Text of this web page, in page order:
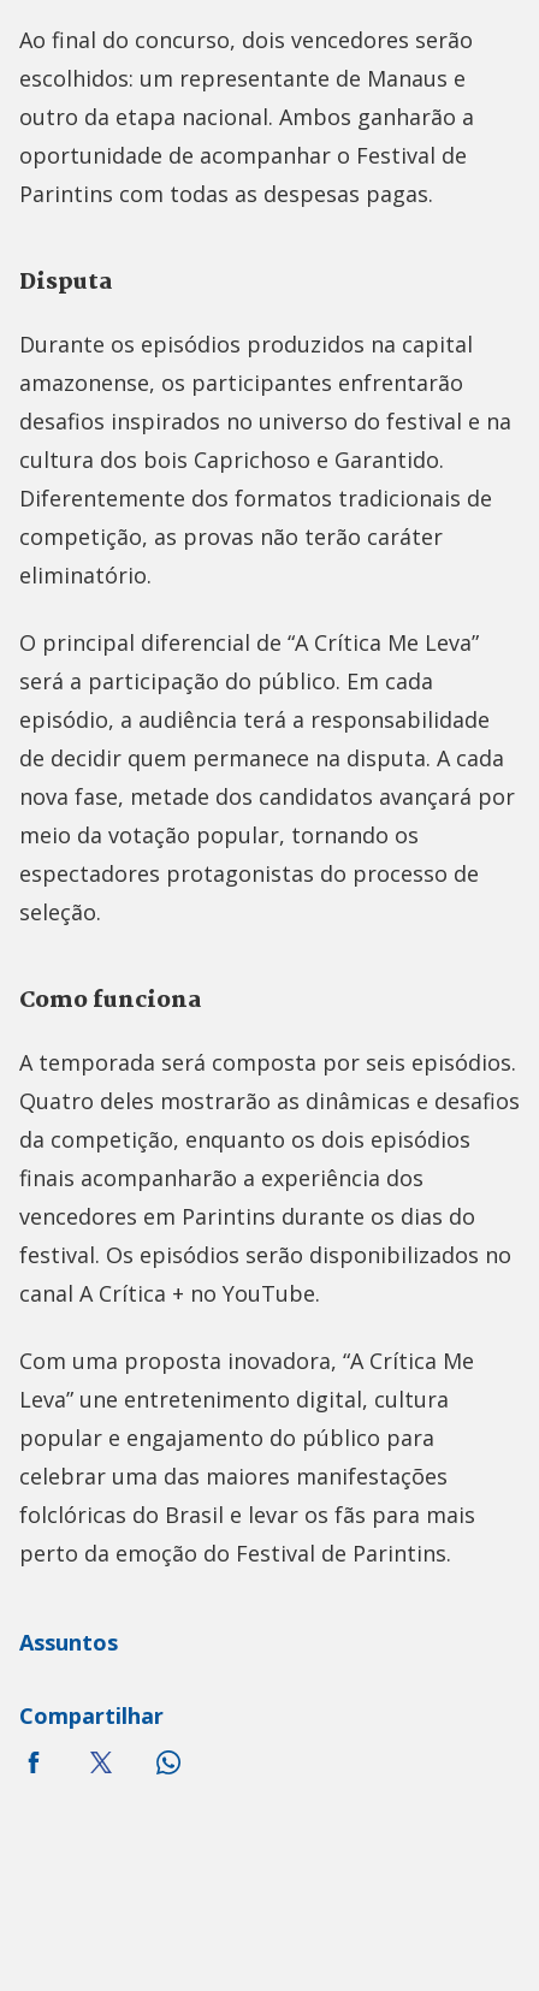
Ao final do concurso, dois vencedores serão
escolhidos: um representante de Manaus e
outro da etapa nacional. Ambos ganharão a
oportunidade de acompanhar o Festival de
Parintins com todas as despesas pagas.
Disputa
Durante os episódios produzidos na capital
amazonense, os participantes enfrentarão
desafios inspirados no universo do festival e na
cultura dos bois Caprichoso e Garantido.
Diferentemente dos formatos tradicionais de
competição, as provas não terão caráter
eliminatório.
O principal diferencial de “A Crítica Me Leva”
será a participação do público. Em cada
episódio, a audiência terá a responsabilidade
de decidir quem permanece na disputa. A cada
nova fase, metade dos candidatos avançará por
meio da votação popular, tornando os
espectadores protagonistas do processo de
seleção.
Como funciona
A temporada será composta por seis episódios.
Quatro deles mostrarão as dinâmicas e desafios
da competição, enquanto os dois episódios
finais acompanharão a experiência dos
vencedores em Parintins durante os dias do
festival. Os episódios serão disponibilizados no
canal A Crítica + no YouTube.
Com uma proposta inovadora, “A Crítica Me
Leva” une entretenimento digital, cultura
popular e engajamento do público para
celebrar uma das maiores manifestações
folclóricas do Brasil e levar os fãs para mais
perto da emoção do Festival de Parintins.
Assuntos
Compartilhar